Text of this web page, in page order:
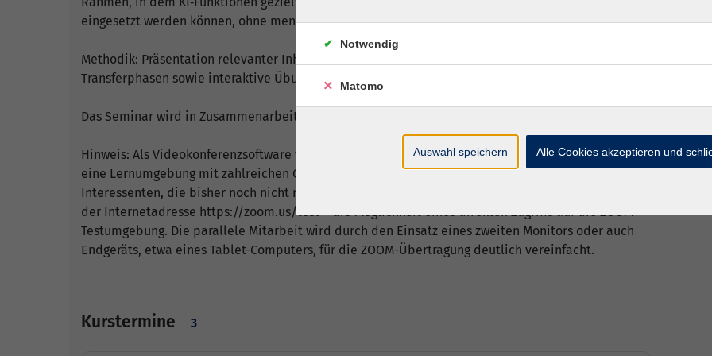
eingesetzt werden können, ohne menschliche Verantwortung und Steuerung zu ersetzen.
Methodik: Präsentation relevanter Inhalte, aktive Diskussion, angeleitete Reflexions- und
Transferphasen sowie interaktive Übungen: „Reflection in Action!“
Das Seminar wird in Zusammenarbeit mit der vhs DigitalKooperation durchgeführt.
Hinweis: Als Videokonferenzsoftware wird eine datenschutzkonforme ZOOM-Lizenz eingesetzt, die
eine Lernumgebung mit zahlreichen Optionen zur Interaktion garantiert. Für Interessentinnen und
Interessenten, die bisher noch nicht mit ZOOM gearbeitet haben, besteht zu jeder Zeit – dies unter
der Internetadresse https://zoom.us/test – die Möglichkeit eines direkten Zugriffs auf die ZOOM-
Testumgebung. Die parallele Mitarbeit wird durch den Einsatz eines zweiten Monitors oder auch
Endgeräts, etwa eines Tablet-Computers, für die ZOOM-Übertragung deutlich vereinfacht.
Kurstermine 3
Notwendig
Matomo
Auswahl speichern Alle Cookies akzeptieren und